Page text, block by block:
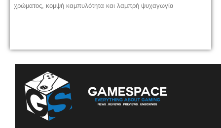
χρώματος, κομψή καμπυλότητα και λαμπρή ψυχαγωγία